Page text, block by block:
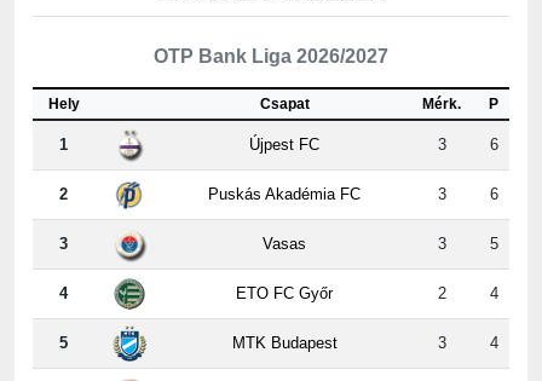
OTP Bank Liga 2026/2027
Csapat
1 Újpest FC 3 6
2 Puskás Akadémia FC 3 6
3 Vasas 3 5
4 ETO FC Győr 2 4
5 MTK Budapest 3 4
6 Kisvárda Master Good 3 4